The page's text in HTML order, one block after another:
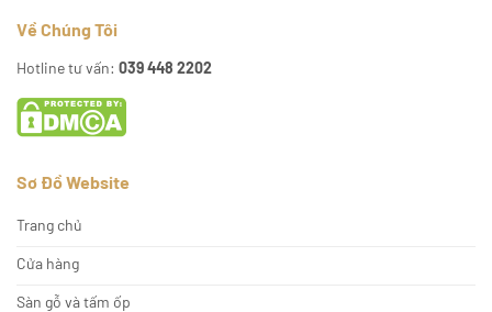
Về Chúng Tôi
Hotline tư vấn: 039 448 2202
Sơ Đồ Website
Trang chủ
Cửa hàng
Sàn gỗ và tấm ốp